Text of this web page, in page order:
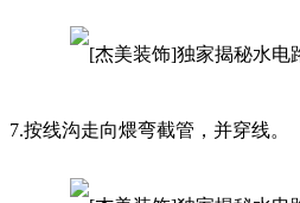
7.按线沟走向煨弯截管，并穿线。